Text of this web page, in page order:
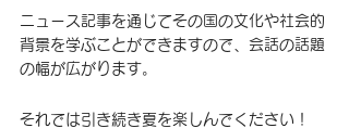
ニュース記事を通じてその国の文化や社会的
背景を学ぶことができますので、会話の話題
の幅が広がります。
それでは引き続き夏を楽しんでください！